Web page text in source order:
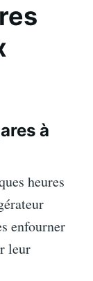
à
heures
enfourner
leur